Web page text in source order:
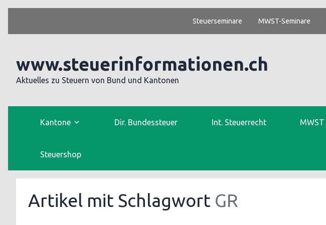
Steuerseminare MWST-Seminare
www.steuerinformationen.ch
Aktuelles zu Steuern von Bund und Kantonen
Kantone Dir. Bundessteuer Int. Steuerrecht MWST
Steuershop
Artikel mit Schlagwort GR